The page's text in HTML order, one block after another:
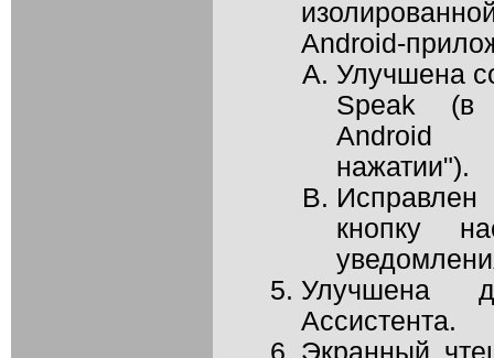
Android-
Улучшена
Speak (в
Android
нажатии").
кнопку
Улучшена
Ассистента.
Экранный